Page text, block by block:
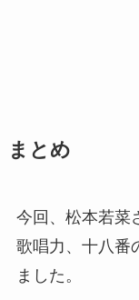
まとめ
今回、松本若菜
歌唱力、十八番
ました。